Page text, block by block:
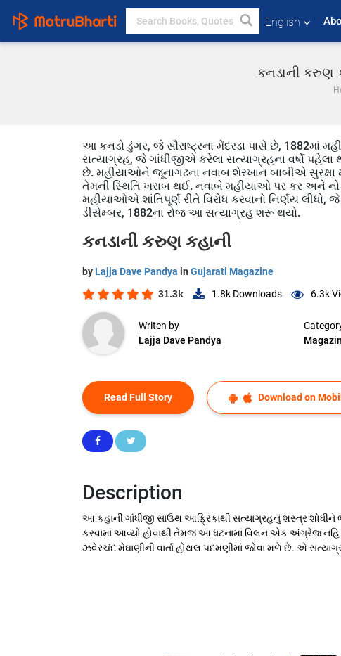
English
કનડાની કરુણ
આ કનડો ડુંગર, જે સૌરાષ્ટ્રના મેંદરડા પાસે છે, 1882માં
સત્યાગ્રહ, જે ગાંધીજીએ કરેલા સત્યાગ્રહના વર્ષો
છે. મહીયાઓને જૂનાગઢના નવાબ શેરખાન બાબીએ સુરક્ષા
તેમની સ્થિતિ ખરાબ થઈ. નવાબે મહીયાઓ પર કર અને
મહીયાઓએ શાંતિપૂર્ણ રીતે વિરોધ કરવાનો નિર્ણય
ડીસેમ્બર, 1882ના રોજ આ સત્યાગ્રહ શરૂ થયો.
કનડાની કરુણ કહાની
by Lajja Dave Pandya in Gujarati Magazine
31.3k 1.8k Downloads 6.3k
Writen by
Lajja Dave Pandya
Read Full Story Download on
Description
આ કહાની ગાંધીજી સાઉથ આફ્રિકાથી સત્યાગ્રહનું શસ્ત્ર
કરવામાં આવ્યો હોવાથી તેમજ આ ધટનામાં વિલન એક અંગ્રેજ
ઝવેરચંદ મેઘાણીની વાર્તા હોથલ પદમણીમાં જોવા મળે છે. એ